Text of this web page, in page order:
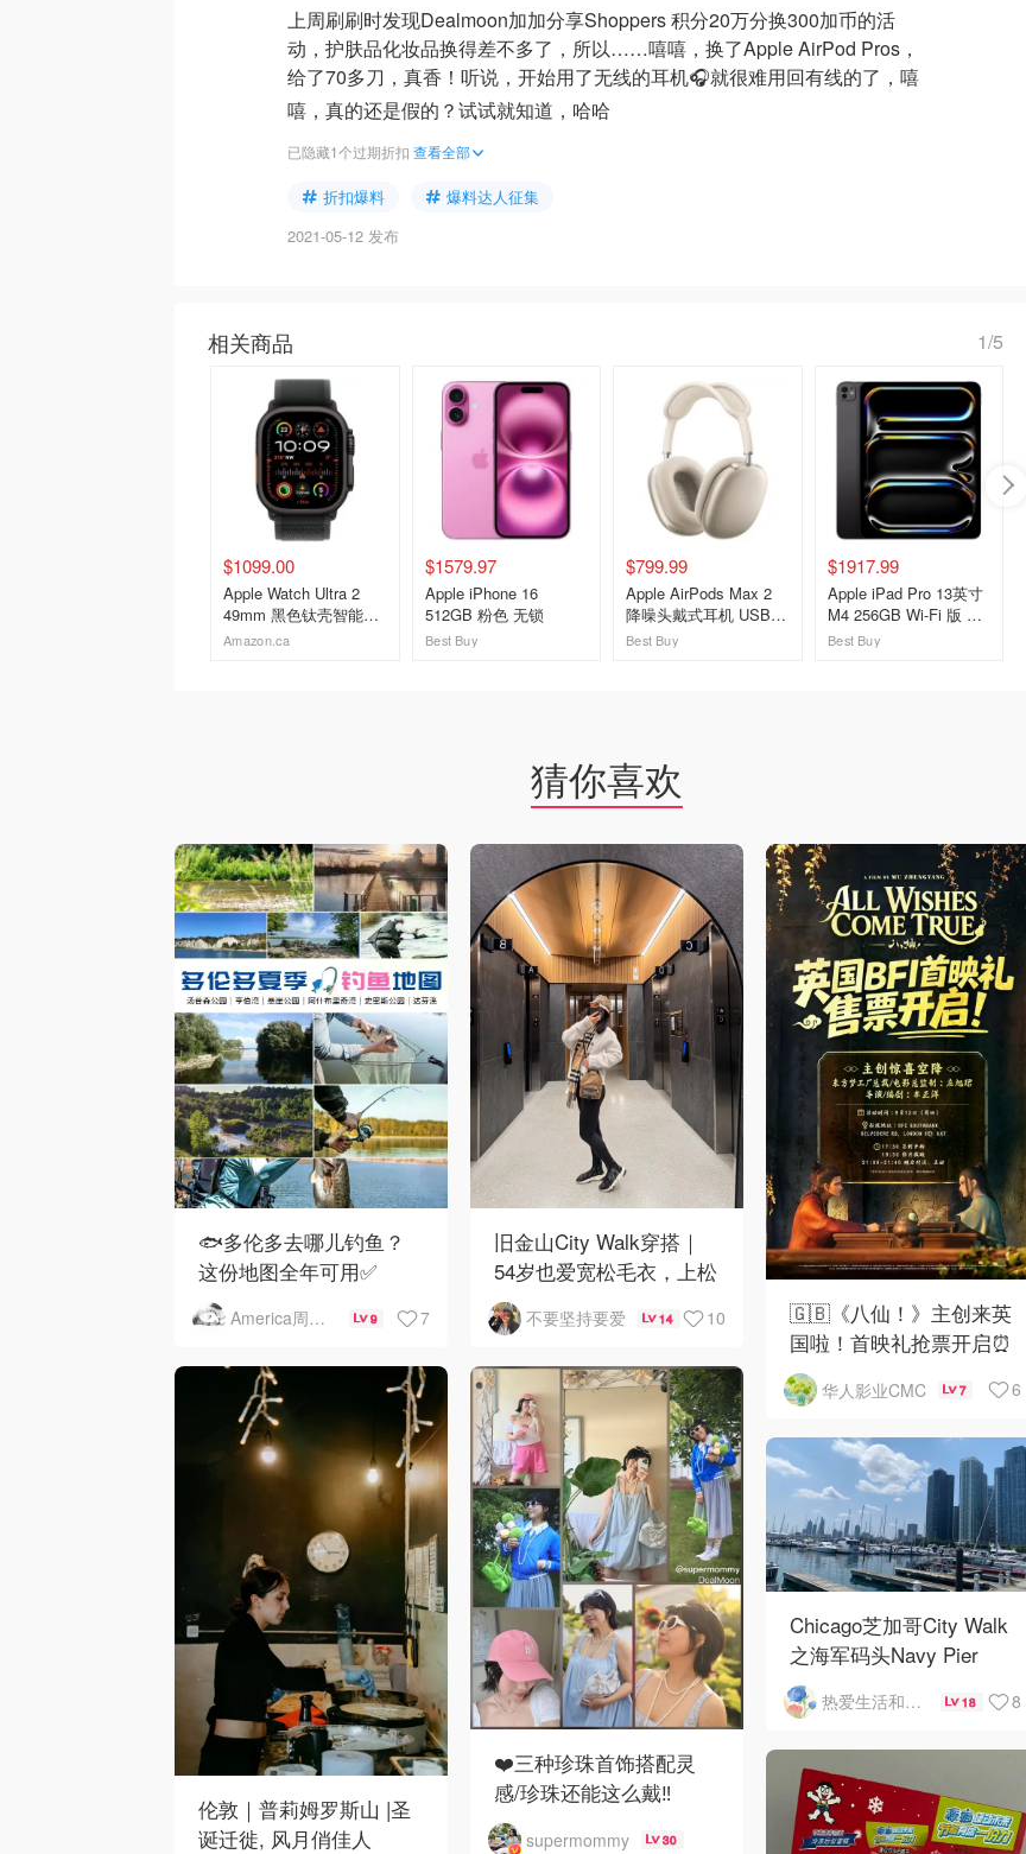
上周刷刷时发现Dealmoon加加分享Shoppers 积分20万分换300加币的活
动，护肤品化妆品换得差不多了，所以……嘻嘻，换了Apple AirPod Pros，
给了70多刀，真香！听说，开始用了无线的耳机🎧就很难用回有线的了，嘻
嘻，真的还是假的？试试就知道，哈哈
已隐藏1个过期折扣 查看全部
折扣爆料
爆料达人征集
2021-05-12 发布
相关商品 1/5
$1099.00
Apple Watch Ultra 2
49mm 黑色钛壳智能手
表
Amazon.ca
$1579.97
Apple iPhone 16
512GB 粉色 无锁
Best Buy
$799.99
Apple AirPods Max 2
降噪头戴式耳机 USB-C
星光色
Best Buy
$1917.99
Apple iPad Pro 13英寸
M4 256GB Wi-Fi 版 黑
色
Best Buy
猜你喜欢
🐟多伦多去哪儿钓鱼？
这份地图全年可用✅
America周末快讯 9 7
旧金山City Walk穿搭｜
54岁也爱宽松毛衣，上松
下紧真的很救比例
不要坚持要爱 14 10
🇬🇧《八仙！》主创来英
国啦！首映礼抢票开启⏰
华人影业CMC 7 6
伦敦｜普莉姆罗斯山 |圣
诞迁徙, 风月俏佳人
❤️三种珍珠首饰搭配灵
感/珍珠还能这么戴‼️
supermommy 30
Chicago芝加哥City Walk
之海军码头Navy Pier
热爱生活和自由的轻舞飞扬 18 8